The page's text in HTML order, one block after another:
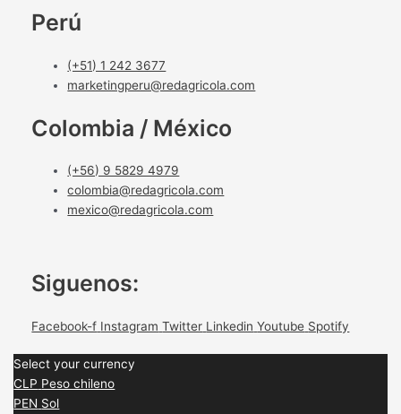
Perú
(+51) 1 242 3677
marketingperu@redagricola.com
Colombia / México
(+56) 9 5829 4979
colombia@redagricola.com
mexico@redagricola.com
Siguenos:
Facebook-f Instagram Twitter Linkedin Youtube Spotify
Select your currency
CLP Peso chileno
PEN Sol